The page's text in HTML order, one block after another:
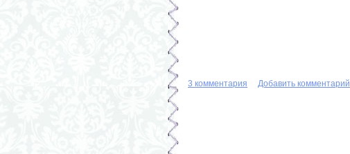
3 комментария Добавить комментарий